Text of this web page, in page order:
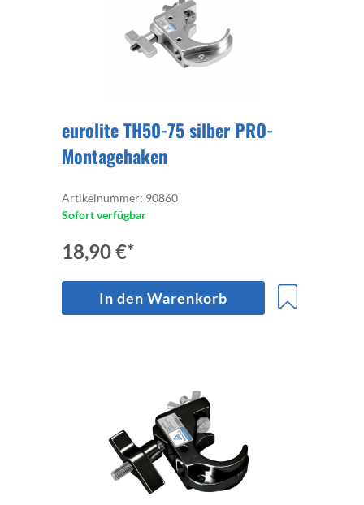
eurolite TH50-75 silber PRO-
Montagehaken
Artikelnummer: 90860
Sofort verfügbar
18,90 €*
In den Warenkorb